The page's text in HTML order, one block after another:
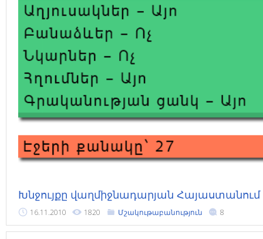
Խնջույքը վաղմիջնադարյան Հայաստանում
16.11.2010 1820 Մշակութաբանություն 8